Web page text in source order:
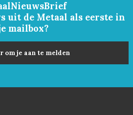
uit de Metaal als eerste in
mailbox?
om je aan te melden